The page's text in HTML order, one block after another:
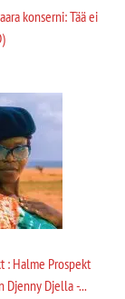
konserni: Tää ei
: Halme Prospekt
Djenny Djella -...